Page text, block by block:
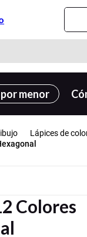
menor
Lápices de
Colores
buscados